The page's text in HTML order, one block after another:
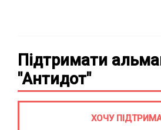
Підтримати
"Антидот"
ХОЧУ